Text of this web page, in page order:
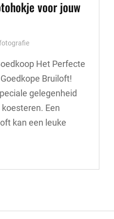
voor jouw
Het Perfecte
Bruiloft!
gelegenheid
Een
kan een leuke